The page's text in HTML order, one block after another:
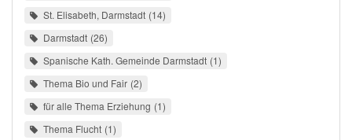
St. Elisabeth, Darmstadt 14
Darmstadt 26
Spanische Kath. Gemeinde Darmstadt 1
Thema Bio und Fair 2
für alle Thema Erziehung 1
Thema Flucht 1